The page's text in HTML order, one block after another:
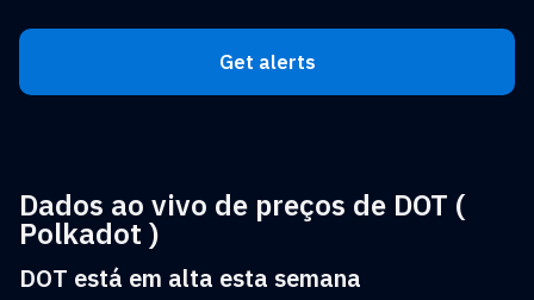
Get alerts
Dados ao vivo de preços de DOT (
Polkadot )
DOT está em alta esta semana